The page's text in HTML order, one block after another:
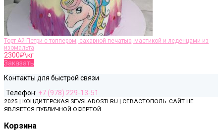
Торт Ай-Петри с топпером, сахарной печатью, мастикой и леденцами из
изомальта
2300₽\кг
Заказать
Контакты для быстрой связи
Телефон: +7 (978) 229-13-51
2025 | КОНДИТЕРСКАЯ SEVSLADOSTI.RU | СЕВАСТОПОЛЬ. САЙТ НЕ
ЯВЛЯЕТСЯ ПУБЛИЧНОЙ ОФЕРТОЙ
Корзина